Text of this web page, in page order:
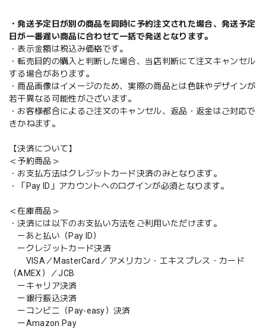
・発送予定日が別の商品を同時に予約注文された場合、発送予定
日が一番遅い商品に合わせて一括で発送となります。
・表示金額は税込み価格です。
・転売目的の購入と判断した場合、当店判断にて注文キャンセル
する場合があります。
・商品画像はイメージのため、実際の商品とは色味やデザインが
若干異なる可能性がございます。
・お客様都合によるご注文のキャンセル、返品・返金はご対応で
きかねます。
【決済について】
＜予約商品＞
・お支払方法はクレジットカード決済のみとなります。
・「Pay ID」アカウントへのログインが必須となります。
＜在庫商品＞
・決済には以下のお支払い方法をご利用いただけます。
ーあと払い（Pay ID）
ークレジットカード決済
VISA／MasterCard／アメリカン・エキスプレス・カード
（AMEX）／JCB
ーキャリア決済
ー銀行振込決済
ーコンビニ（Pay-easy）決済
ーAmazon Pay